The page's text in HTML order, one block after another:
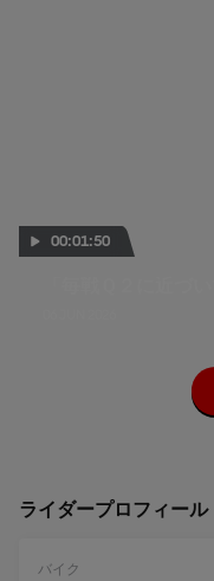
00:01:50
ライダープロフィール
バイク